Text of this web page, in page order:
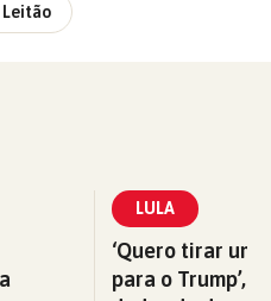
Leitão
LULA
‘Quero tirar
para o Trump’,